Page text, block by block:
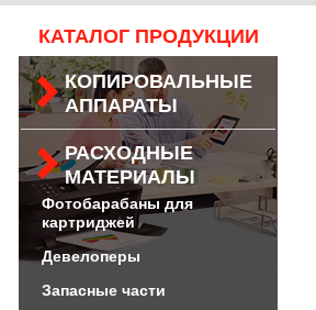
КАТАЛОГ ПРОДУКЦИИ
КОПИРОВАЛЬНЫЕ
АППАРАТЫ
РАСХОДНЫЕ
МАТЕРИАЛЫ
Фотобарабаны для
картриджей
Девелоперы
Запасные части